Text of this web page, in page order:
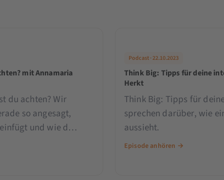
mit Annamaria
du achten? Wir
so angesagt,
und wie du
Podcast · 22.10.2023
Think Big: Tipps für deine
Herkt
Think Big: Tipps für
sprechen darüber, wie
aussieht.
Episode anhören →